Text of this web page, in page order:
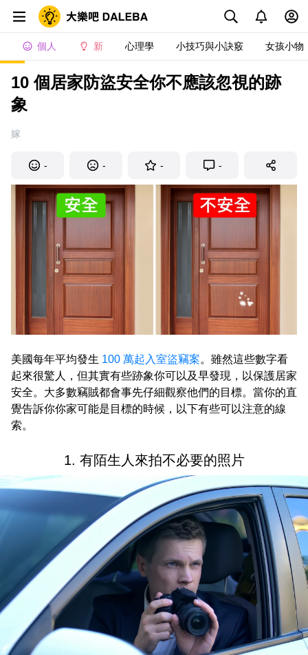
個人 新 心理學 小技巧與小訣竅 女孩小物
10 個居家防盜安全你不應該忽視的跡
象
嫁
- - - -
美國每年平均發生 100 萬起入室盜竊案。雖然這些數字看
起來很驚人，但其實有些跡象你可以及早發現，以保護居家
安全。大多數竊賊都會事先仔細觀察他們的目標。當你的直
覺告訴你你家可能是目標的時候，以下有些可以注意的線
索。
1. 有陌生人來拍不必要的照片